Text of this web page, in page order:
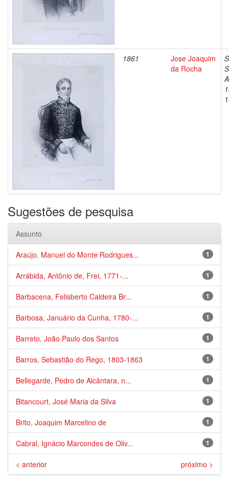
1861
Jose Joaquim
da Rocha
Sugestões de pesquisa
Assunto
1
Araújo, Manuel do Monte Rodrigues...
1
Arrábida, Antônio de, Frei, 1771-...
1
Barbacena, Felisberto Caldeira Br...
1
Barbosa, Januário da Cunha, 1780-...
1
Barreto, João Paulo dos Santos
1
Barros, Sebastião do Rego, 1803-1863
1
Bellegarde, Pedro de Alcântara, n...
1
Bitancourt, José Maria da Silva
1
Brito, Joaquim Marcelino de
1
Cabral, Ignácio Marcondes de Oliv...
< anterior próximo >